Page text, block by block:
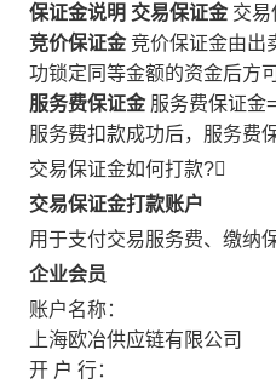
保证金说明 交易保证金 交易
竞价保证金 竞价保证金由出
功锁定同等金额的资金后方
服务费保证金 服务费保证金
服务费扣款成功后，服务费
交易保证金如何打款?
交易保证金打款账户
用于支付交易服务费、缴纳
企业会员
账户名称：
上海欧冶供应链有限公司
开 户 行：